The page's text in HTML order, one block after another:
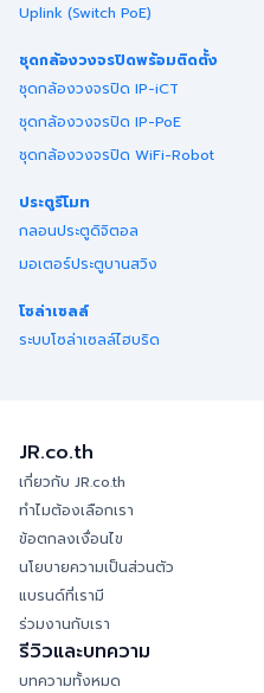
Uplink (Switch PoE)
ชุดกล้องวงจรปิดพร้อมติดตั้ง
ชุดกล้องวงจรปิด IP-iCT
ชุดกล้องวงจรปิด IP-PoE
ชุดกล้องวงจรปิด WiFi-Robot
ประตูรีโมท
กลอนประตูดิจิตอล
มอเตอร์ประตูบานสวิง
โซล่าเซลล์
ระบบโซล่าเซลล์ไฮบริด
JR.co.th
เกี่ยวกับ JR.co.th
ทำไมต้องเลือกเรา
ข้อตกลงเงื่อนไข
นโยบายความเป็นส่วนตัว
แบรนด์ที่เรามี
ร่วมงานกับเรา
รีวิวและบทความ
บทความทั้งหมด